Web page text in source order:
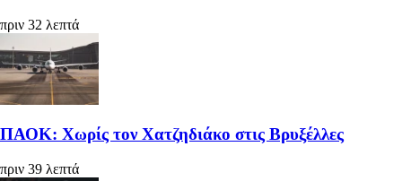
πριν 32 λεπτά
ΠΑΟΚ: Χωρίς τον Χατζηδιάκο στις Βρυξέλλες
πριν 39 λεπτά